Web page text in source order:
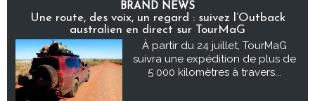
BRAND NEWS
Une route, des voix, un regard : suivez l’Outback
australien en direct sur TourMaG
À partir du 24 juillet, TourMaG
suivra une expédition de plus de
5 000 kilomètres à travers...